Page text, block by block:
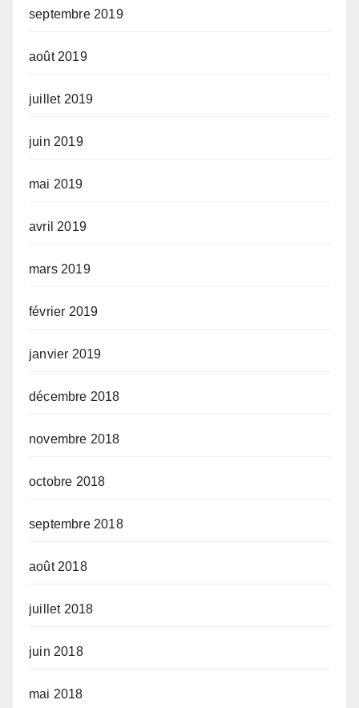
septembre 2019
août 2019
juillet 2019
juin 2019
mai 2019
avril 2019
mars 2019
février 2019
janvier 2019
décembre 2018
novembre 2018
octobre 2018
septembre 2018
août 2018
juillet 2018
juin 2018
mai 2018